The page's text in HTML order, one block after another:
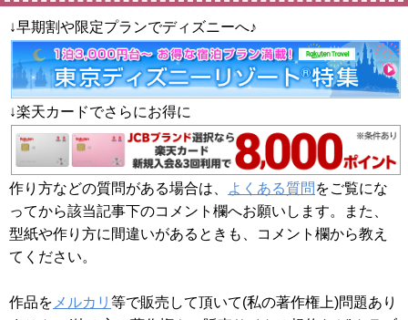
↓早期割や限定プランでディズニーへ♪
↓楽天カードでさらにお得に
作り方などの質問がある場合は、 よくある質問 をご覧にな
ってから該当記事下のコメント欄へお願いします。また、
型紙や作り方に間違いがあるときも、コメント欄から教え
てください。
作品を メルカリ 等で販売して頂いて(私の著作権上)問題あり